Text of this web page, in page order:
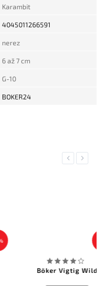
Karambit
4045011266591
nerez
6 až 7 cm
G-10
BOKER24
Previous
Böker Vigtig Wild
Next